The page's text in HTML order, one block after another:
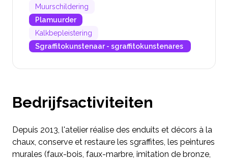
Muurschildering
Plamuurder
Kalkbepleistering
Sgraffitokunstenaar - sgraffitokunstenares
Bedrijfsactiviteiten
Depuis 2013, l'atelier réalise des enduits et décors à la
chaux, conserve et restaure les sgraffites, les peintures
murales (faux-bois, faux-marbre, imitation de bronze,